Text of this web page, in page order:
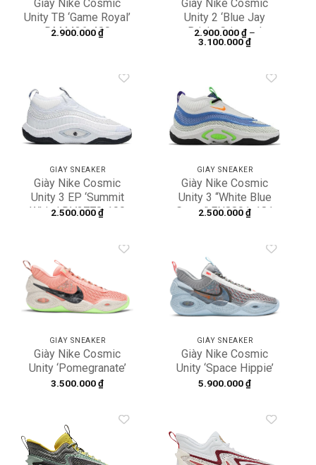
Giày Nike Cosmic
Unity TB ‘Game Royal’
DM4426-400
2.900.000₫
Giày Nike Cosmic
Unity 2 ‘Blue Jay
Bright Crimson’
DH1537-002
2.900.000₫ –
3.100.000₫Khoảng
wishlist
GIÀY SNEAKER
Giày Nike Cosmic
Unity 3 EP ‘Summit
White’ DV2770-100
2.500.000₫
wishlist
GIÀY SNEAKER
Giày Nike Cosmic
Unity 3 “White Blue
Green” FN8891-181
2.500.000₫
wishlist
GIÀY SNEAKER
Giày Nike Cosmic
Unity ‘Pomegranate’
DA6725-800
3.500.000₫
wishlist
GIÀY SNEAKER
Giày Nike Cosmic
Unity ‘Space Hippie’
DA6725-002
5.900.000₫
wishlist
wishlist